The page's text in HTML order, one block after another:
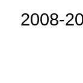
2008-